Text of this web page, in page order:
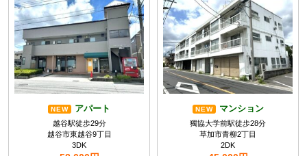
NEW アパート
越谷駅徒歩29分
越谷市東越谷9丁目
3DK
NEW マンション
獨協大学前駅徒歩28分
草加市青柳2丁目
2DK